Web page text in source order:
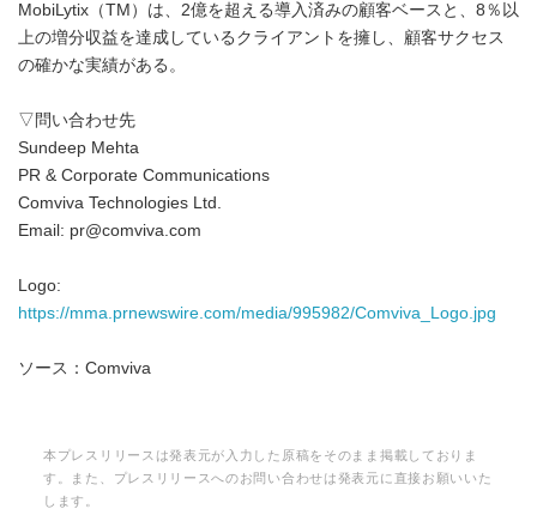
MobiLytix（TM）は、2億を超える導入済みの顧客ベースと、8％以
上の増分収益を達成しているクライアントを擁し、顧客サクセス
の確かな実績がある。
▽問い合わせ先
Sundeep Mehta
PR & Corporate Communications
Comviva Technologies Ltd.
Email: pr@comviva.com
Logo:
https://mma.prnewswire.com/media/995982/Comviva_Logo.jpg
ソース：Comviva
本プレスリリースは発表元が入力した原稿をそのまま掲載しておりま
す。また、プレスリリースへのお問い合わせは発表元に直接お願いいた
します。